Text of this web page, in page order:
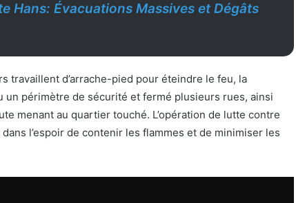
Hans: Évacuations Massives et Dégâts
travaillent d’arrache-pied pour éteindre le feu, la
un périmètre de sécurité et fermé plusieurs rues, ainsi
menant au quartier touché. L’opération de lutte contre
l’espoir de contenir les flammes et de minimiser les